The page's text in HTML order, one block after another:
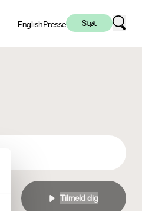
EnglishPresse Støt